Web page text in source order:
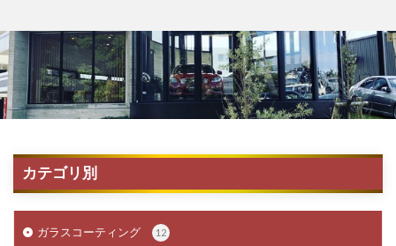
カテゴリ別
ガラスコーティング 12